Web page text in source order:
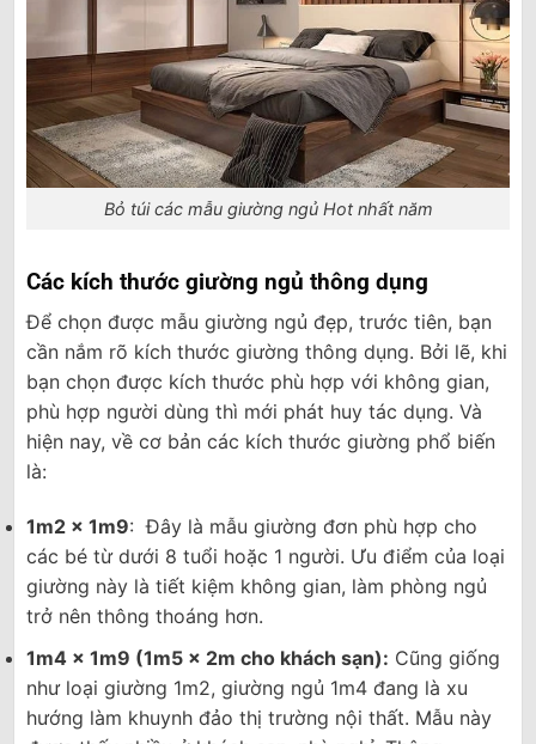
Bỏ túi các mẫu giường ngủ Hot nhất năm
Các kích thước giường ngủ thông dụng
Để chọn được mẫu giường ngủ đẹp, trước tiên, bạn
cần nắm rõ kích thước giường thông dụng. Bởi lẽ, khi
bạn chọn được kích thước phù hợp với không gian,
phù hợp người dùng thì mới phát huy tác dụng. Và
hiện nay, về cơ bản các kích thước giường phổ biến
là:
1m2 x 1m9: Đây là mẫu giường đơn phù hợp cho
các bé từ dưới 8 tuổi hoặc 1 người. Ưu điểm của loại
giường này là tiết kiệm không gian, làm phòng ngủ
trở nên thông thoáng hơn.
1m4 x 1m9 (1m5 x 2m cho khách sạn): Cũng giống
như loại giường 1m2, giường ngủ 1m4 đang là xu
hướng làm khuynh đảo thị trường nội thất. Mẫu này